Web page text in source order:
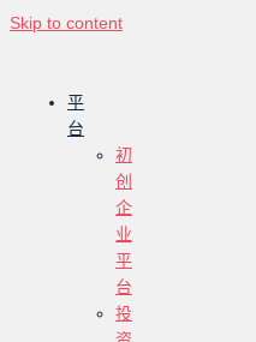
Skip to content
平
台
初
创
企
业
平
台
投